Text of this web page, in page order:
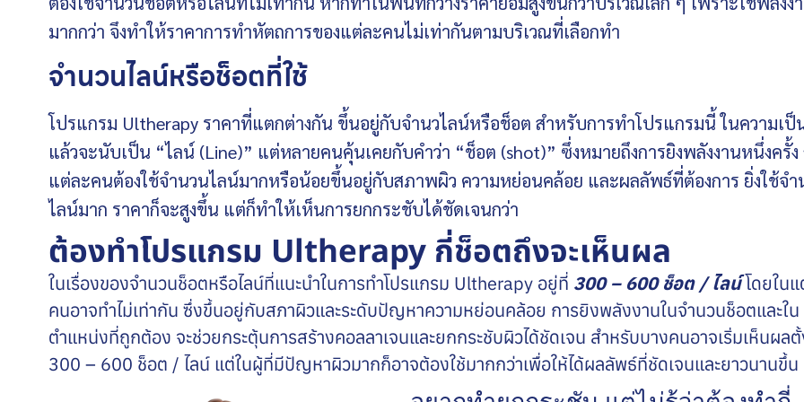
มากกว่า จึงทำให้ราคาการทำหัตถการของแต่ละคนไม่เท่ากันตามบริเวณที่เลือกทำ
จำนวนไลน์หรือช็อตที่ใช้
โปรแกรม Ultherapy ราคาที่แตกต่างกัน ขึ้นอยู่กับจำนวไลน์หรือช็อต สำหรับการทำโปรแกรมนี้ ในความเป็
แล้วจะนับเป็น “ไลน์ (Line)” แต่หลายคนคุ้นเคยกับคำว่า “ช็อต (shot)” ซึ่งหมายถึงการยิงพลังงานหนึ่งครั้ง
แต่ละคนต้องใช้จำนวนไลน์มากหรือน้อยขึ้นอยู่กับสภาพผิว ความหย่อนคล้อย และผลลัพธ์ที่ต้องการ ยิ่งใช้จำ
ไลน์มาก ราคาก็จะสูงขึ้น แต่ก็ทำให้เห็นการยกกระชับได้ชัดเจนกว่า
ต้องทำโปรแกรม Ultherapy กี่ช็อตถึงจะเห็นผล
ในเรื่องของจำนวนช็อตหรือไลน์ที่แนะนำในการทำโปรแกรม Ultherapy อยู่ที่ 300 – 600 ช็อต / ไลน์โดยในแ
คนอาจทำไม่เท่ากัน ซึ่งขึ้นอยู่กับสภาผิวและระดับปัญหาความหย่อนคล้อย การยิงพลังงานในจำนวนช็อตและใน
ตำแหน่งที่ถูกต้อง จะช่วยกระตุ้นการสร้างคอลลาเจนและยกกระชับผิวได้ชัดเจน สำหรับบางคนอาจเริ่มเห็นผล
300 – 600 ช็อต / ไลน์ แต่ในผู้ที่มีปัญหาผิวมากก็อาจต้องใช้มากกว่าเพื่อให้ได้ผลลัพธ์ที่ชัดเจนและยาวนานขึ้น